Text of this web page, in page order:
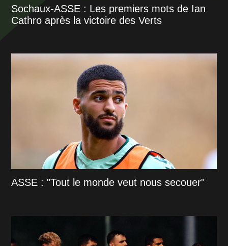
Sochaux-ASSE : Les premiers mots de Ian
Cathro après la victoire des Verts
ASSE : "Tout le monde veut nous secouer"